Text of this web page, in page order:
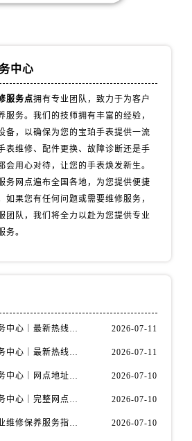
安徽省黄山市屯溪区黄山西路宝珀售后服务中心（需提前预约）
中心
服务点拥有专业团队，致力于为客户
服务。我们的技师拥有丰富的经验，
备，以确保为您的宝珀手表提供一流
表维修、配件更换、故障诊断还是手
会用心对待，让您的手表焕发新生。
务网点遍布全国各地，为您提供便捷
如果您有任何问题或需要维修服务，
团队，我们将全力以赴为您提供专业
务。
宝珀中国官方售后服务中心｜最新热线电话与地址权威信息通知（2026年7月最新） 2026-07-11
宝珀中国官方售后服务中心｜最新热线和全部维修地址权威信息通知（2026年7月最新） 2026-07-11
宝珀中国官方售后服务中心｜网点地址与24小时热线权威信息通知（2026年7月最新） 2026-07-10
宝珀中国官方售后服务中心｜完整网点地址与热线权威信息通知（2026年7月最新） 2026-07-10
宝珀售后点查询与专业维修保养服务指南权威公示（2026年7月最新） 2026-07-10